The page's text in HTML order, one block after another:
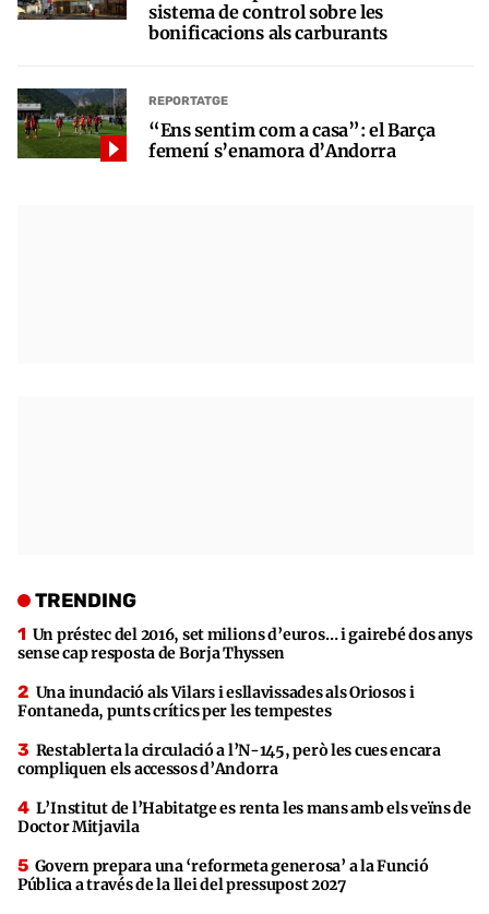
sistema de control sobre les
bonificacions als carburants
REPORTATGE
“Ens sentim com a casa”: el Barça
femení s’enamora d’Andorra
TRENDING
Un préstec del 2016, set milions d’euros… i gairebé dos anys
sense cap resposta de Borja Thyssen
Una inundació als Vilars i esllavissades als Oriosos i
Fontaneda, punts crítics per les tempestes
Restablerta la circulació a l’N-145, però les cues encara
compliquen els accessos d’Andorra
L’Institut de l’Habitatge es renta les mans amb els veïns de
Doctor Mitjavila
Govern prepara una ‘reformeta generosa’ a la Funció
Pública a través de la llei del pressupost 2027